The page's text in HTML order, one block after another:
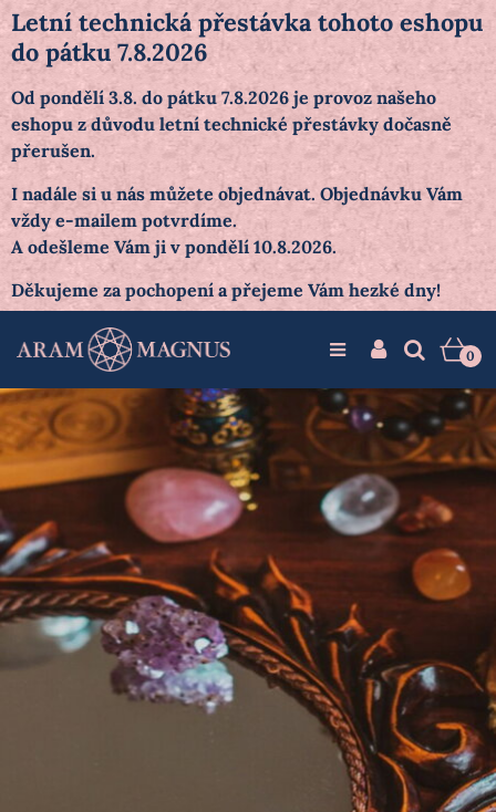
Letní technická přestávka tohoto eshopu
do pátku 7.8.2026
Od pondělí 3.8. do pátku 7.8.2026 je provoz našeho
eshopu z důvodu letní technické přestávky dočasně
přerušen.
I nadále si u nás můžete objednávat. Objednávku Vám
vždy e-mailem potvrdíme.
A odešleme Vám ji v pondělí 10.8.2026.
Děkujeme za pochopení a přejeme Vám hezké dny!
0